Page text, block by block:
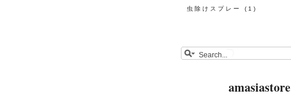
虫除けスプレー
(1)
amasiastore